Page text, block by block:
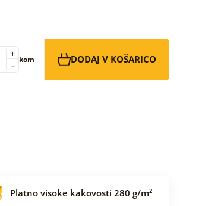
-
+ kom DODAJ V KOŠARICO
Platno visoke kakovosti 280 g/m²